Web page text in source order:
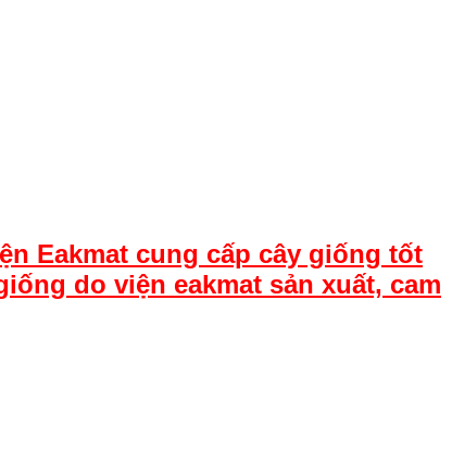
Eakmat cung cấp cây giống tốt
do viện eakmat sản xuất, cam